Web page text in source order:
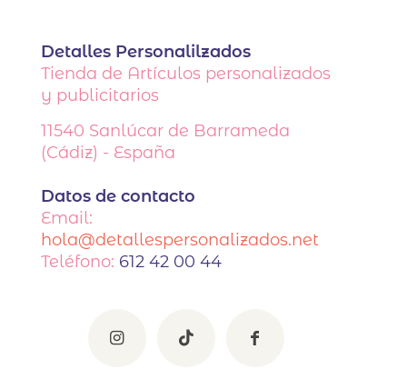
Detalles Personalilzados
Tienda de Artículos personalizados
y publicitarios
11540 Sanlúcar de Barrameda
(Cádiz) - España
Datos de contacto
Email:
hola@detallespersonalizados.net
Teléfono: 612 42 00 44